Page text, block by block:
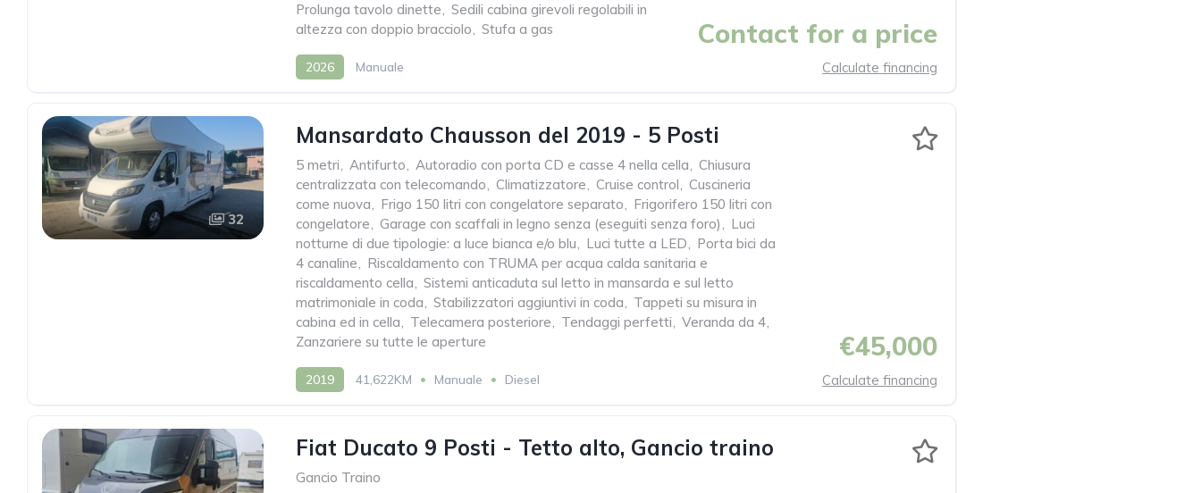
Prolunga tavolo dinette, Sedili cabina girevoli regolabili in
altezza con doppio bracciolo, Stufa a gas
2026 Manuale
Contact for a price
Calculate financing
32
Mansardato Chausson del 2019 - 5 Posti
5 metri, Antifurto, Autoradio con porta CD e casse 4 nella cella, Chiusura
centralizzata con telecomando, Climatizzatore, Cruise control, Cuscineria
come nuova, Frigo 150 litri con congelatore separato, Frigorifero 150 litri con
congelatore, Garage con scaffali in legno senza (eseguiti senza foro), Luci
notturne di due tipologie: a luce bianca e/o blu, Luci tutte a LED, Porta bici da
4 canaline, Riscaldamento con TRUMA per acqua calda sanitaria e
riscaldamento cella, Sistemi anticaduta sul letto in mansarda e sul letto
matrimoniale in coda, Stabilizzatori aggiuntivi in coda, Tappeti su misura in
cabina ed in cella, Telecamera posteriore, Tendaggi perfetti, Veranda da 4,
Zanzariere su tutte le aperture
2019 41,622KM Manuale Diesel
€45,000
Calculate financing
Fiat Ducato 9 Posti - Tetto alto, Gancio traino
Gancio Traino